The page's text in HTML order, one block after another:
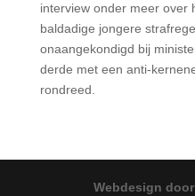
interview onder meer over
baldadige jongere
onaangekondigd bij
derde met een anti-
rondreed.
Webdesign